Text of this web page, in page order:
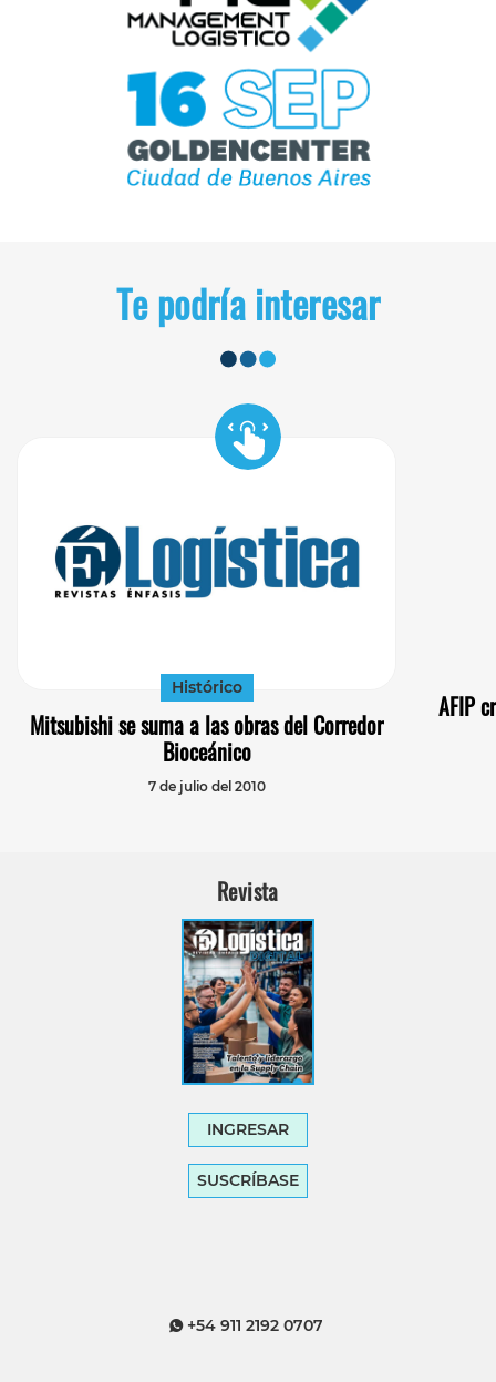
Te podría interesar
Histórico
Mitsubishi se suma a las obras del Corredor
Bioceánico
7 de julio del 2010
AFIP
Revista
INGRESAR
SUSCRÍBASE
+54 911 2192 0707